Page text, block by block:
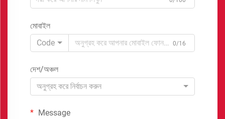
মোবাইল
Code
0/16
দেশ/অঞ্চল
অনুগ্রহ করে নির্বাচন করুন
Message